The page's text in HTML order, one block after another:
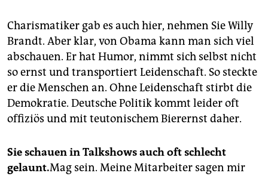
Charismatiker gab es auch hier, nehmen Sie Willy
Brandt. Aber klar, von Obama kann man sich viel
abschauen. Er hat Humor, nimmt sich selbst nicht
so ernst und transportiert Leidenschaft. So steckte
er die Menschen an. Ohne Leidenschaft stirbt die
Demokratie. Deutsche Politik kommt leider oft
offiziös und mit teutonischem Bierernst daher.
Sie schauen in Talkshows auch oft schlecht
gelaunt.Mag sein. Meine Mitarbeiter sagen mir